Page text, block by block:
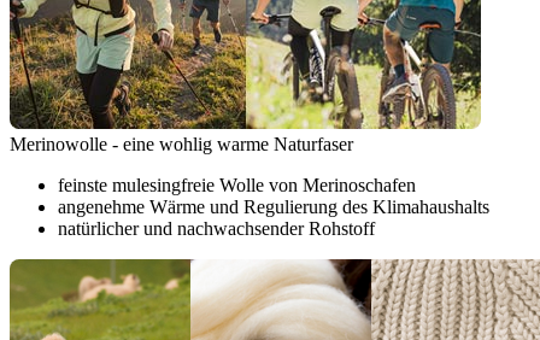
Merinowolle - eine wohlig warme Naturfaser
feinste mulesingfreie Wolle von Merinoschafen
angenehme Wärme und Regulierung des Klimahaushalts
natürlicher und nachwachsender Rohstoff